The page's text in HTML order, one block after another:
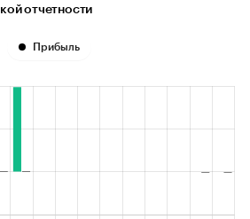
отчетности
Прибыль